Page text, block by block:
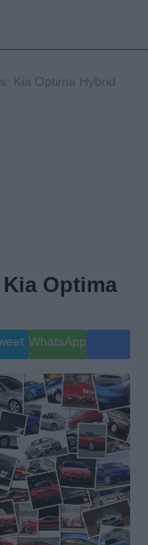
Kia Optima Hybrid
Optima
WhatsApp